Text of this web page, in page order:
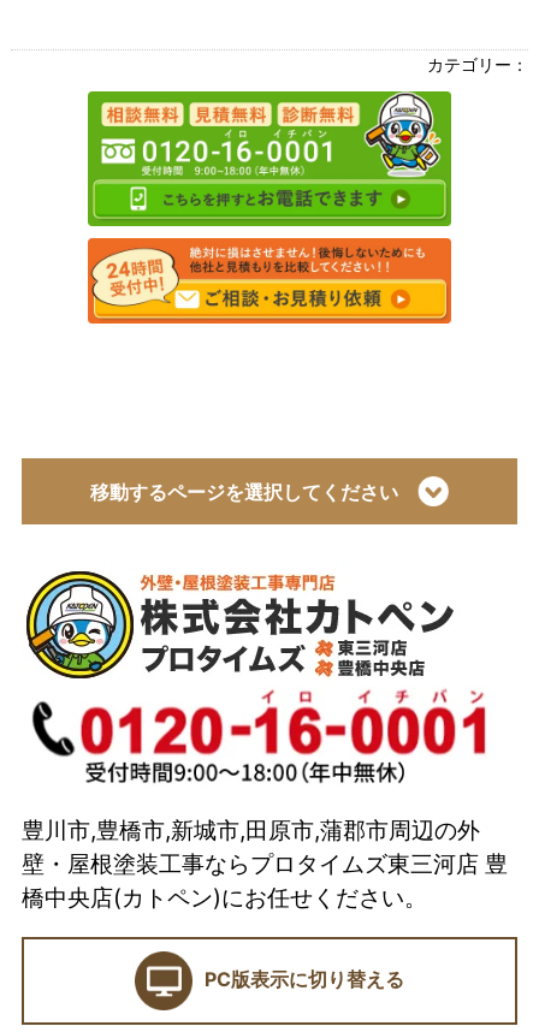
カテゴリー：
移動するページを選択してください
会社概要
代表取締役 加藤宜久よりご挨拶
イベント
選ばれている理由とは？
カトペンの技術力
当店の強み
ショールーム
契約前に確認したい業者選びの7つのポイント
豊川市,豊橋市,新城市,田原市,蒲郡市周辺の外
壁・屋根塗装工事ならプロタイムズ東三河店 豊
橋中央店(カトペン)にお任せください。
PC版表示に切り替える